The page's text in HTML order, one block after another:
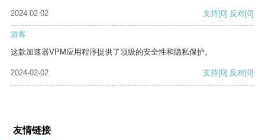
2024-02-02 支持[0] 反对[0]
游客
这款加速器VPM应用程序提供了顶级的安全性和隐私保护。
2024-02-02 支持[0] 反对[0]
友情链接